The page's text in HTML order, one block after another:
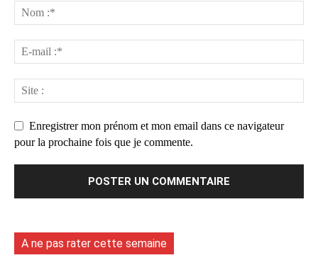
Enregistrer mon prénom et mon email dans ce navigateur
pour la prochaine fois que je commente.
A ne pas rater cette semaine